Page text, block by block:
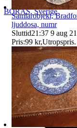
BORÅS,Sverige
Samlarobjekt,
ljuddosa, numr
Sluttid21:37 9 aug
Pris:99 kr,Utropspris.